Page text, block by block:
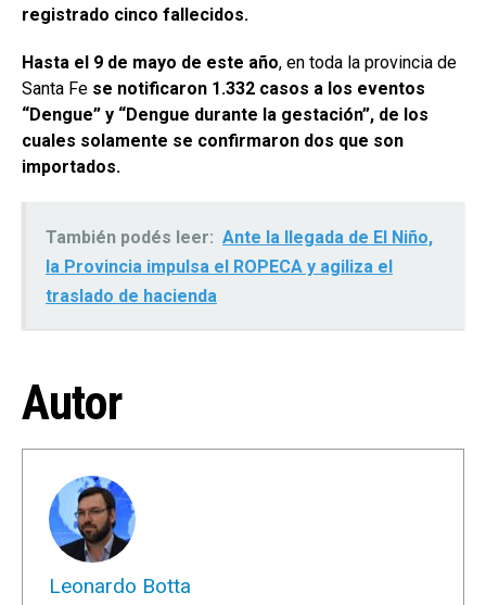
registrado cinco fallecidos.
Hasta el 9 de mayo de este año, en toda la provincia de
Santa Fe se notificaron 1.332 casos a los eventos
“Dengue” y “Dengue durante la gestación”, de los
cuales solamente se confirmaron dos que son
importados.
También podés leer: Ante la llegada de El Niño,
la Provincia impulsa el ROPECA y agiliza el
traslado de hacienda
Autor
Leonardo Botta